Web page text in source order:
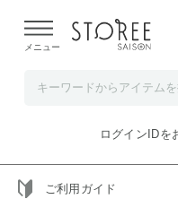
よる配送遅延が発生してお
メニュー
ご指定のアイテムは取り
トップへ戻る
ログインIDを
ご利用ガイド